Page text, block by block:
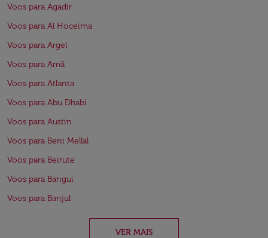
Voos para Agadir
Voos para Al Hoceima
Voos para Argel
Voos para Amã
Voos para Atlanta
Voos para Abu Dhabi
Voos para Austin
Voos para Beni Mellal
Voos para Beirute
Voos para Bangui
Voos para Banjul
VER MAIS